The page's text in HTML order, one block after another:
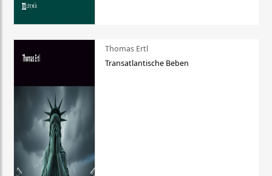
Thomas Ertl
Transatlantische Beben